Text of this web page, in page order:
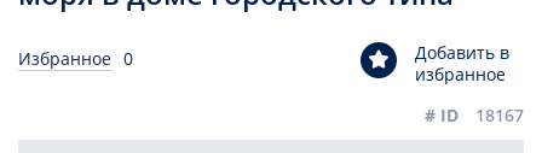
Избранное 0
Добавить в
избранное
# ID
18167